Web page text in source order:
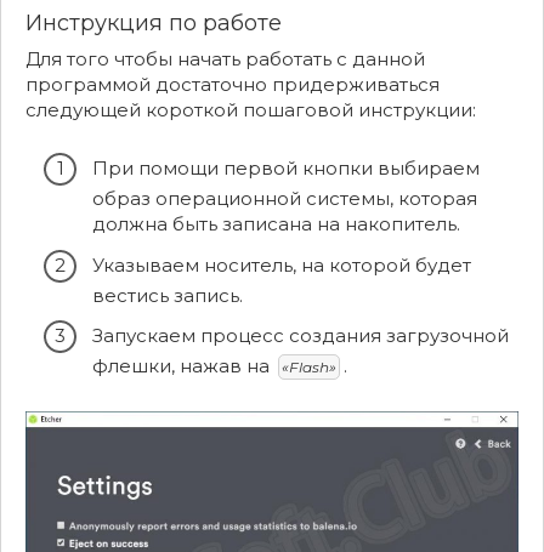
Инструкция по работе
Для того чтобы начать работать с данной
программой достаточно придерживаться
следующей короткой пошаговой инструкции:
При помощи первой кнопки выбираем
образ операционной системы, которая
должна быть записана на накопитель.
Указываем носитель, на которой будет
вестись запись.
Запускаем процесс создания загрузочной
флешки, нажав на
«Flash» .